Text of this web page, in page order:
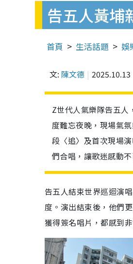
告五人黃埔
首頁 生活話題 娛
文: 陳文德 2025.10.13
Z世代人氣樂隊告五
度難忘夜晚，現場氣
段〈追〉及首次現場
們合唱，讓歌迷感動不
告五人結束世界巡迴演
度。演出結束後，他們
獲得簽名唱片，都感到